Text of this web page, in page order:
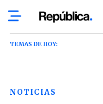
TEMAS DE HOY:
NOTICIAS